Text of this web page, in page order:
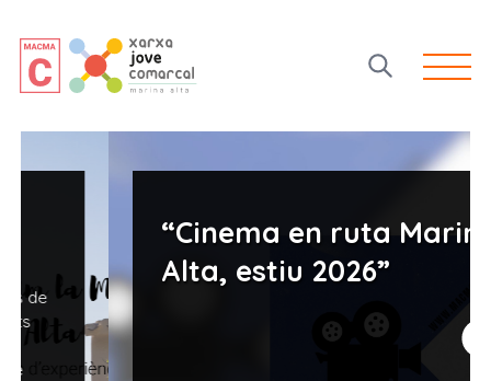
Open
“Cinema en ruta Marina
Alta, estiu 2026”